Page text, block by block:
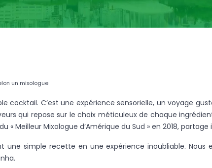
un mixologue
cocktail. C’est une expérience sensorielle, un voyage
qui repose sur le choix méticuleux de chaque
« Meilleur Mixologue d’Amérique du Sud » en 2018,
simple recette en une expérience inoubliable.